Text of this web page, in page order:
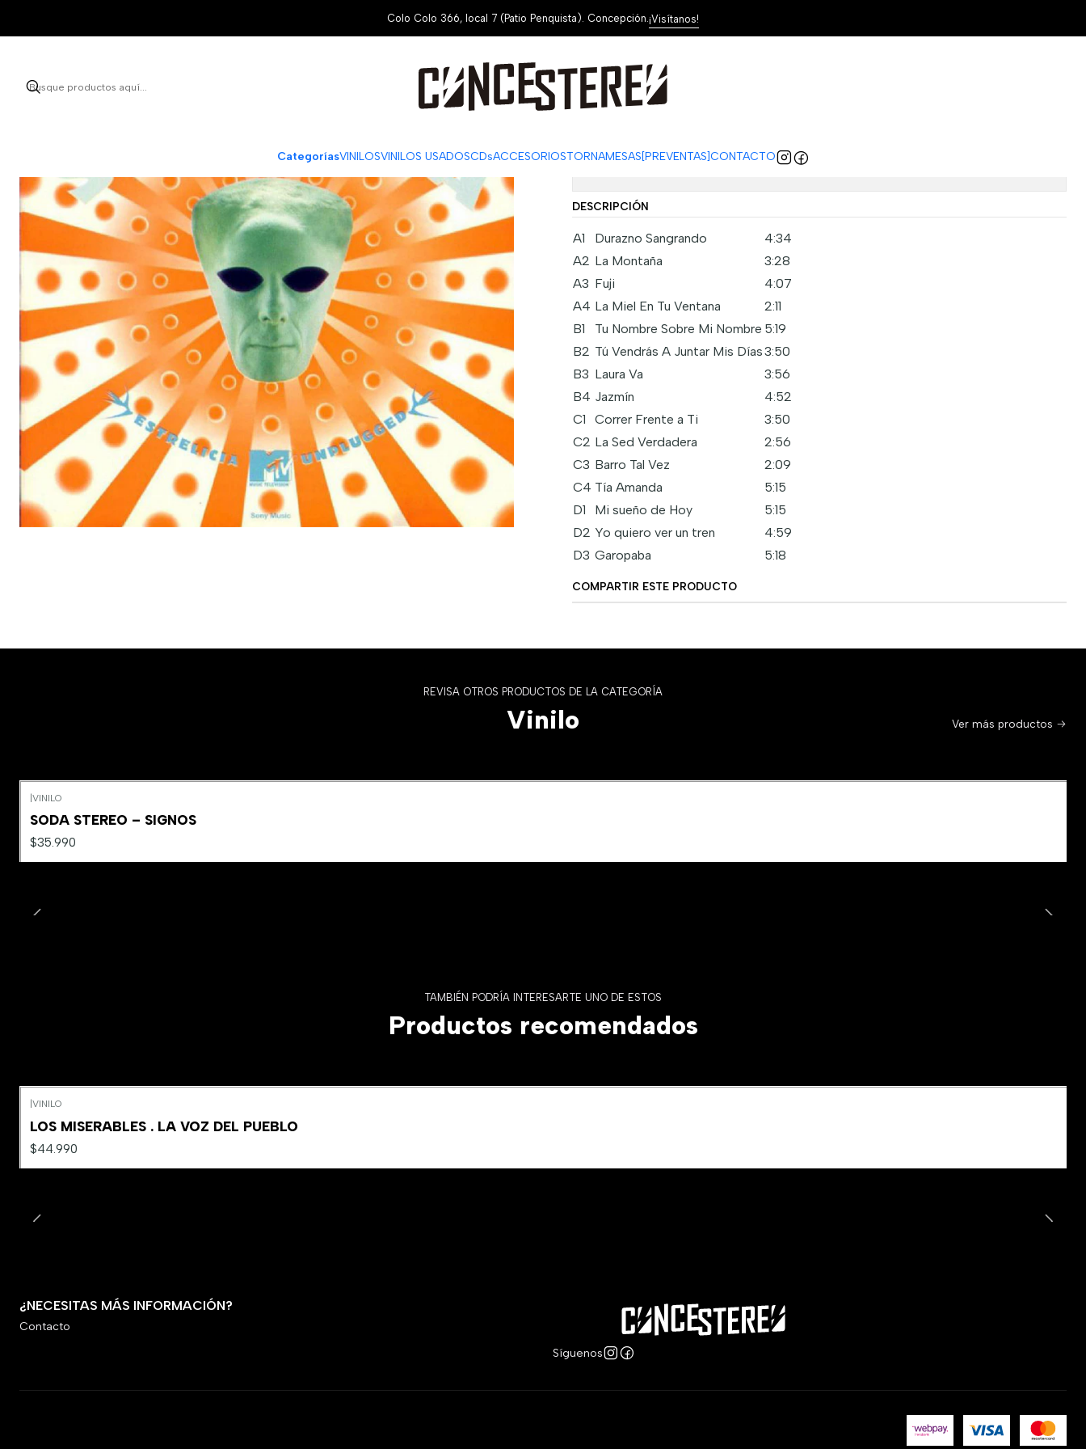
CategoríasVINILOSVINILOS USADOSCDsACCESORIOSTORNAMESAS[PREVENTAS]CONTACTO
Colo Colo 366, local 7 (Patio Penquista). Concepción.¡Visítanos!
|
Luis Alberto Spinetta – Estrelicia - MTV
Unplugged
DESCRIPCIÓN
A1 Durazno Sangrando
4:34
A2 La Montaña
3:28
A3 Fuji
4:07
A4 La Miel En Tu Ventana
2:11
B1
Tu Nombre Sobre Mi Nombre 5:19
B2 Tú Vendrás A Juntar Mis Días3:50
B3 Laura Va
3:56
B4 Jazmín
4:52
C1
Correr Frente a Ti
3:50
C2 La Sed Verdadera
2:56
C3 Barro Tal Vez
2:09
C4 Tía Amanda
5:15
D1
Mi sueño de Hoy
5:15
D2 Yo quiero ver un tren
4:59
D3 Garopaba 5:18
COMPARTIR ESTE PRODUCTO
REVISA OTROS PRODUCTOS DE LA CATEGORÍA
Vinilo Ver más productos
VINILO
SODA STEREO – SIGNOS
$35.990
TAMBIÉN PODRÍA INTERESARTE UNO DE ESTOS
Productos recomendados
VINILO
LOS MISERABLES . LA VOZ DEL PUEBLO
$44.990
¿NECESITAS MÁS INFORMACIÓN?
Contacto
Síguenos